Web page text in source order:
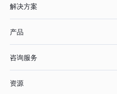
解决方案
鞋服行业
产品
咨询服务
资源